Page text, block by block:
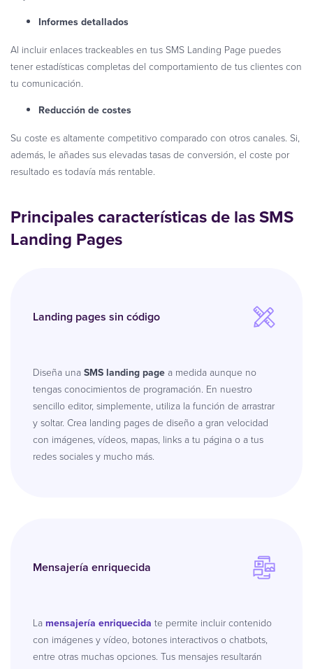
Informes detallados
Al incluir enlaces trackeables en tus SMS Landing Page puedes
tener estadísticas completas del comportamiento de tus clientes con
tu comunicación.
Reducción de costes
Su coste es altamente competitivo comparado con otros canales. Si,
además, le añades sus elevadas tasas de conversión, el coste por
resultado es todavía más rentable.
Principales características de las SMS
Landing Pages
Landing pages sin código
Diseña unaSMS landing pagea medida aunque no
tengas conocimientos de programación. En nuestro
sencillo editor, simplemente, utiliza la función de arrastrar
y soltar. Crea landing pages de diseño a gran velocidad
con imágenes, vídeos, mapas, links a tu página o a tus
redes sociales y mucho más.
Mensajería enriquecida
Lamensajería enriquecida te permite incluir contenido
con imágenes y vídeo, botones interactivos o chatbots,
entre otras muchas opciones. Tus mensajes resultarán